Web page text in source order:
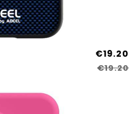
€19.20
€19.20